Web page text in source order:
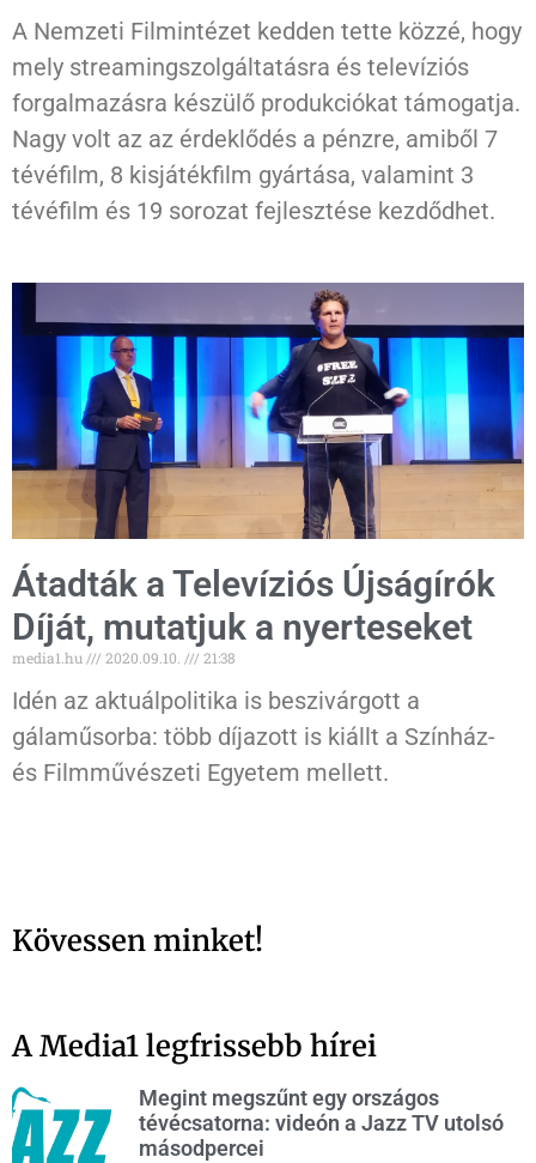
A Nemzeti Filmintézet kedden tette közzé, hogy
mely streamingszolgáltatásra és televíziós
forgalmazásra készülő produkciókat támogatja.
Nagy volt az az érdeklődés a pénzre, amiből 7
tévéfilm, 8 kisjátékfilm gyártása, valamint 3
tévéfilm és 19 sorozat fejlesztése kezdődhet.
Átadták a Televíziós Újságírók
Díját, mutatjuk a nyerteseket
media1.hu 2020.09.10. 21:38
Idén az aktuálpolitika is beszivárgott a
gálaműsorba: több díjazott is kiállt a Színház-
és Filmművészeti Egyetem mellett.
Kövessen minket!
A Media1 legfrissebb hírei
Megint megszűnt egy országos
tévécsatorna: videón a Jazz TV utolsó
másodpercei